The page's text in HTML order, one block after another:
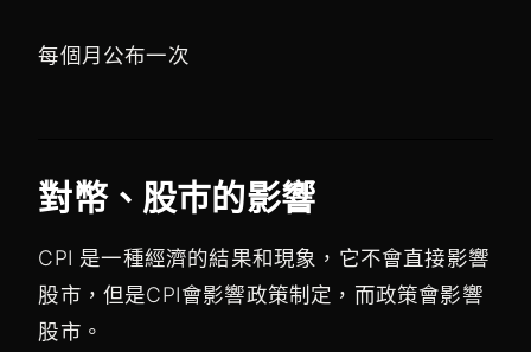
每個月公布一次
對幣、股巿的影響
CPI 是一種經濟的結果和現象，它不會直接影響
股市，但是CPI會影響政策制定，而政策會影響
股市。